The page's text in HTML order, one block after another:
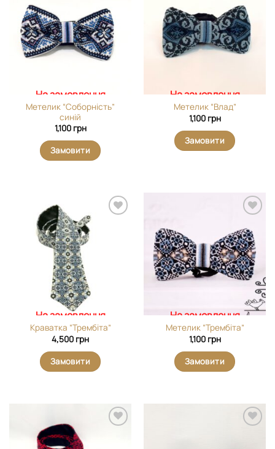
виріб у
вибране
На замовлення
Метелик “Соборність”
синій
1,100 грн
Замовити
виріб у
вибране
На замовлення
Метелик “Влад”
1,100 грн
Замовити
На замовлення
Краватка “Трембіта”
4,500 грн
Замовити
виріб у
вибране
На замовлення
Метелик “Трембіта”
1,100 грн
Замовити